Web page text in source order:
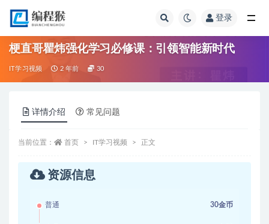
登录
梗直哥瞿炜强化学习必修课：引领智能新时代
IT学习视频 2 年前 30
详情介绍 常见问题
当前位置： 首页 IT学习视频 正文
资源信息
普通 30金币